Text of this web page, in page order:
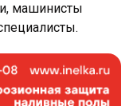
машинисты